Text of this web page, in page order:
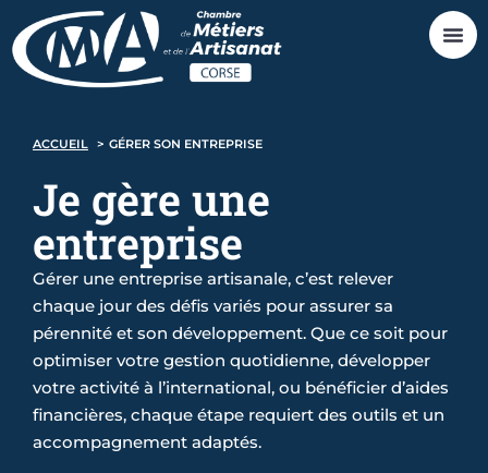
ACCUEIL GÉRER SON ENTREPRISE
Je gère une
entreprise
Gérer une entreprise artisanale, c’est relever
chaque jour des défis variés pour assurer sa
pérennité et son développement. Que ce soit pour
optimiser votre gestion quotidienne, développer
votre activité à l’international, ou bénéficier d’aides
financières, chaque étape requiert des outils et un
accompagnement adaptés.